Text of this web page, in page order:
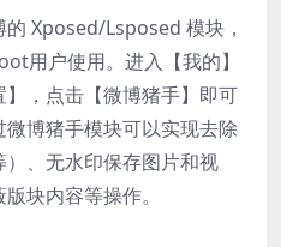
Xposed/Lsposed 模块，
用户使用。进入【我的】
，点击【微博猪手】即可
博猪手模块可以实现去除
、无水印保存图片和视
块内容等操作。